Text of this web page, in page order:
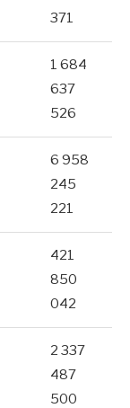
371
1 684
637
526
6 958
245
221
421
850
042
2 337
487
500